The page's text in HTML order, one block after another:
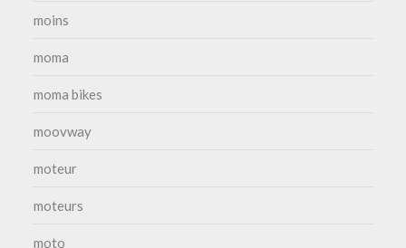
moins
moma
moma bikes
moovway
moteur
moteurs
moto